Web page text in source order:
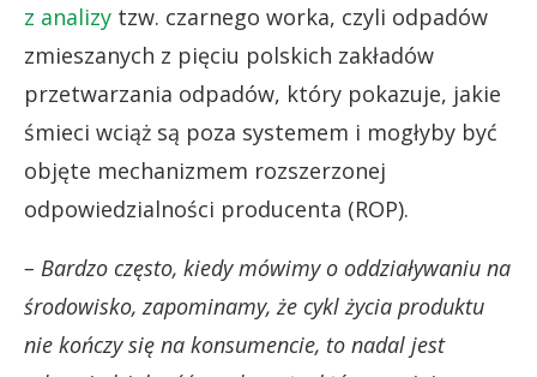
z analizy tzw. czarnego worka, czyli odpadów
zmieszanych z pięciu polskich zakładów
przetwarzania odpadów, który pokazuje, jakie
śmieci wciąż są poza systemem i mogłyby być
objęte mechanizmem rozszerzonej
odpowiedzialności producenta (ROP).
– Bardzo często, kiedy mówimy o oddziaływaniu na
środowisko, zapominamy, że cykl życia produktu
nie kończy się na konsumencie, to nadal jest